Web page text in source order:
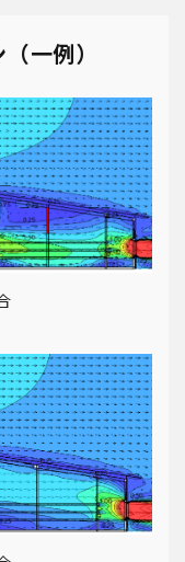
一例）